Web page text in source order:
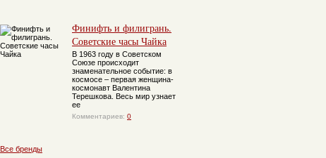
увековечен
руками советских
ткачей
СССР, нашло
отражение на
этом ковре
Финифть и филигрань.
Советские часы Чайка
В 1963 году в Советском
Союзе происходит
знаменательное событие: в
космосе – первая женщина-
космонавт Валентина
Терешкова. Весь мир узнает
ее
Комментариев: 0
Все бренды